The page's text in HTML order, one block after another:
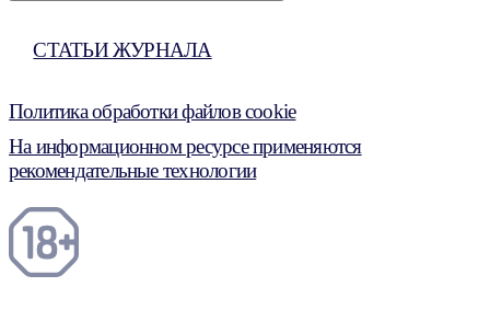
СТАТЬИ ЖУРНАЛА
Политика обработки файлов cookie
На информационном ресурсе применяются
рекомендательные технологии